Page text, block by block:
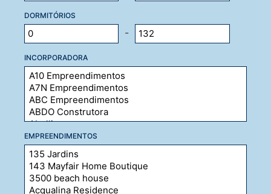
DORMITÓRIOS
-
INCORPORADORA
EMPREENDIMENTOS